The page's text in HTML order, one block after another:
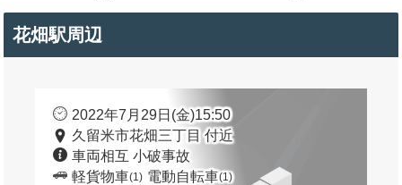
花畑駅周辺
2022年7月29日(金)15:50
久留米市花畑三丁目 付近
車両相互 小破事故
軽貨物車(1) 電動自転車(1)